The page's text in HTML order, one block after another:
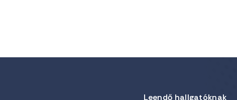
Leendő hallgatóknak